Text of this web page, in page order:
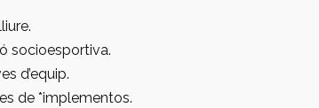
socioesportiva.
d’equip.
de *implementos.